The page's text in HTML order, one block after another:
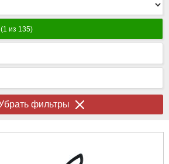
(1 из 135)
фильтры